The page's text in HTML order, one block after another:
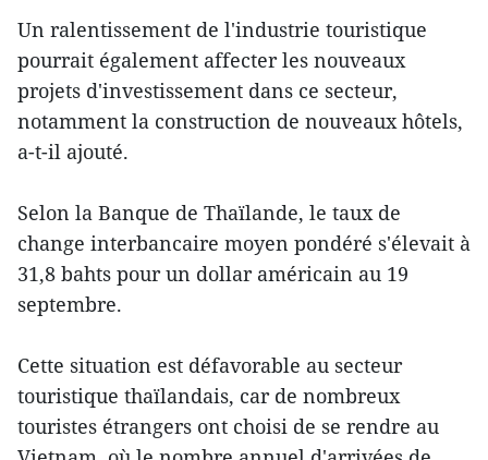
Un ralentissement de l'industrie touristique
pourrait également affecter les nouveaux
projets d'investissement dans ce secteur,
notamment la construction de nouveaux hôtels,
a-t-il ajouté.
Selon la Banque de Thaïlande, le taux de
change interbancaire moyen pondéré s'élevait à
31,8 bahts pour un dollar américain au 19
septembre.
Cette situation est défavorable au secteur
touristique thaïlandais, car de nombreux
touristes étrangers ont choisi de se rendre au